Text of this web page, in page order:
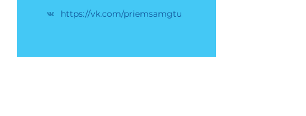
https://vk.com/priemsamgtu